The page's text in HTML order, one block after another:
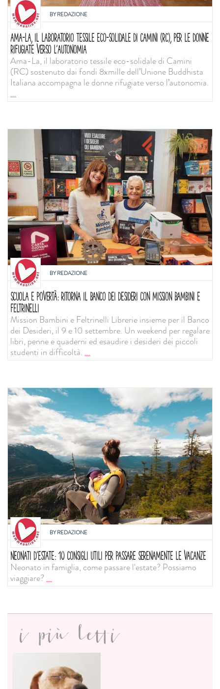
BYREDAZIONE
AMA-LA, IL LABORATORIO TESSILE ECO-SOLIDALE DI CAMINI (RC), PER LE DONNE
RIFUGIATE VERSO L’AUTONOMIA
Ama-La, il laboratorio tessile eco-solidale di Camini
(RC) sostenuto dai fondi 8xmille dell’Unione Buddhista
Italiana accompagna le donne rifugiate verso l’autonomia.
...
BYREDAZIONE
SCUOLA E POVERTÀ: RITORNA IL BANCO DEI DESIDERI CON MISSION BAMBINI E
FELTRINELLI
Mission Bambini e Feltrinelli Librerie insieme per il Banco
dei Desideri, il 9 e 10 settembre. Un weekend per regalare
libri, penne e quaderni ed esaudire i desideri dei piccoli
studenti in difficoltà....
BYREDAZIONE
NEONATI D'ESTATE: 10 CONSIGLI UTILI PER PASSARE SERENAMENTE LE VACANZE
Neonato in famiglia, come passare l'estate? Possiamo
viaggiare?...
i più letti